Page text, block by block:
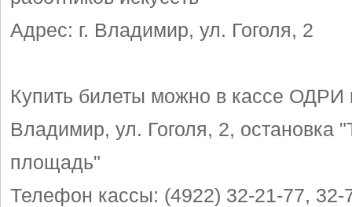
Адрес: г. Владимир, ул. Гоголя, 2
Купить билеты можно в кассе ОДРИ
Владимир, ул. Гоголя, 2, остановка
площадь"
Телефон кассы: (4922) 32-21-77, 32-